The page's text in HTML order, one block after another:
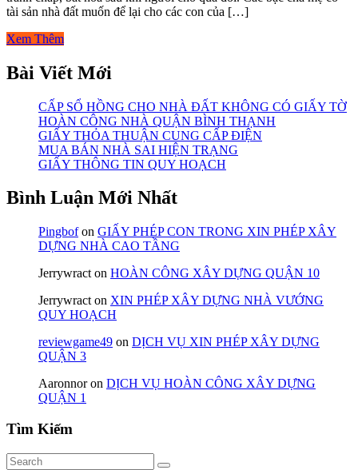
tài sản nhà đất muốn để lại cho các con của […]
Xem Thêm
Bài Viết Mới
CẤP SỔ HỒNG CHO NHÀ ĐẤT KHÔNG CÓ GIẤY TỜ
HOÀN CÔNG NHÀ QUẬN BÌNH THẠNH
GIẤY THỎA THUẬN CUNG CẤP ĐIỆN
MUA BÁN NHÀ SAI HIỆN TRẠNG
GIẤY THÔNG TIN QUY HOẠCH
Bình Luận Mới Nhất
Pingbofon GIẤY PHÉP CON TRONG XIN PHÉP XÂY
DỰNG NHÀ CAO TẦNG
Jerrywract on HOÀN CÔNG XÂY DỰNG QUẬN 10
Jerrywract on XIN PHÉP XÂY DỰNG NHÀ VƯỚNG
QUY HOẠCH
reviewgame49 on DỊCH VỤ XIN PHÉP XÂY DỰNG
QUẬN 3
Aaronnoron DỊCH VỤ HOÀN CÔNG XÂY DỰNG
QUẬN 1
Tìm Kiếm